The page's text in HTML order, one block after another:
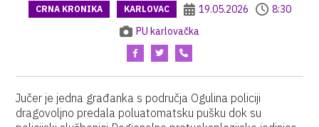
CRNA KRONIKA KARLOVAC 19.05.2026
8:30
PU karlovačka
Jučer je jedna građanka s područja Ogulina policiji
dragovoljno predala poluatomatsku pušku dok su